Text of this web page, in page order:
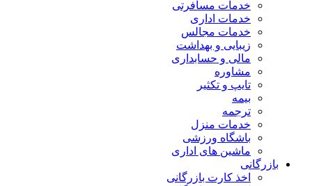
خدمات مسافرتی
خدمات اداری
خدمات مجالس
زیبایی و بهداشت
مالی و حسابداری
مشاوره
تایپ و تکثیر
بیمه
ترجمه
خدمات منزل
باشگاه ورزشی
ماشین های اداری
بازرگانی
اخذ کارت بازرگانی